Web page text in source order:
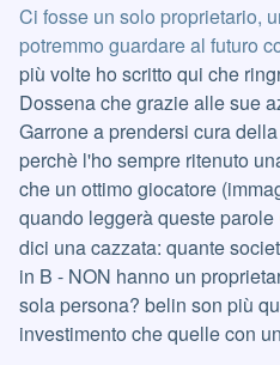
Ci fosse un solo proprietario,
potremmo guardare al futuro
più volte ho scritto qui che
Dossena che grazie alle sue
Garrone a prendersi cura
perchè l'ho sempre ritenuto
che un ottimo giocatore
quando leggerà queste parole
dici una cazzata: quante
in B - NON hanno un
sola persona? belin son più
investimento che quelle con